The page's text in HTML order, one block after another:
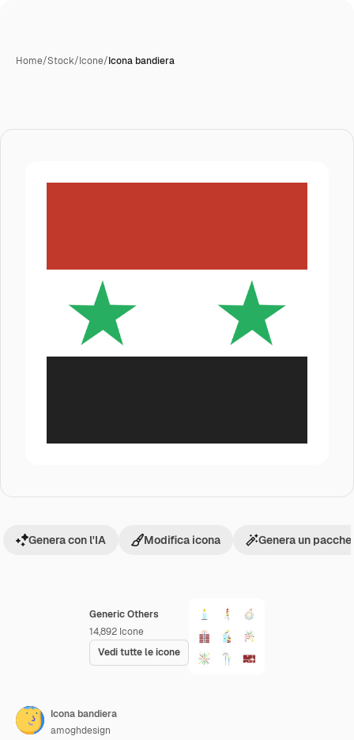
Home/Stock/Icone/Icona bandiera
Generic Others
14,892 Icone
Vedi tutte le icone
Genera con l'IA Modifica icona Genera un
Icona bandiera
amoghdesign